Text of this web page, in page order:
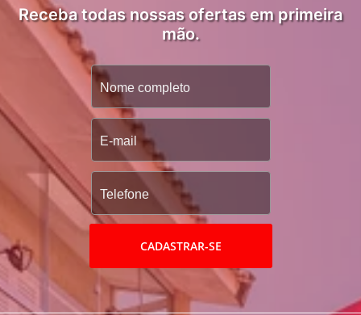
Receba todas nossas ofertas em primeira
mão.
CADASTRAR-SE